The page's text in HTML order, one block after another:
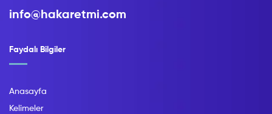
Faydalı Bilgiler
Anasayfa
Kelimeler
info@hakaretmi.com